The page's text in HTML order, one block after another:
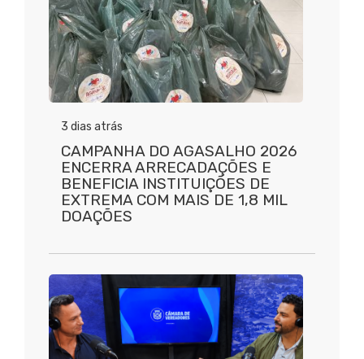
3 dias atrás
CAMPANHA DO AGASALHO 2026
ENCERRA ARRECADAÇÕES E
BENEFICIA INSTITUIÇÕES DE
EXTREMA COM MAIS DE 1,8 MIL
DOAÇÕES